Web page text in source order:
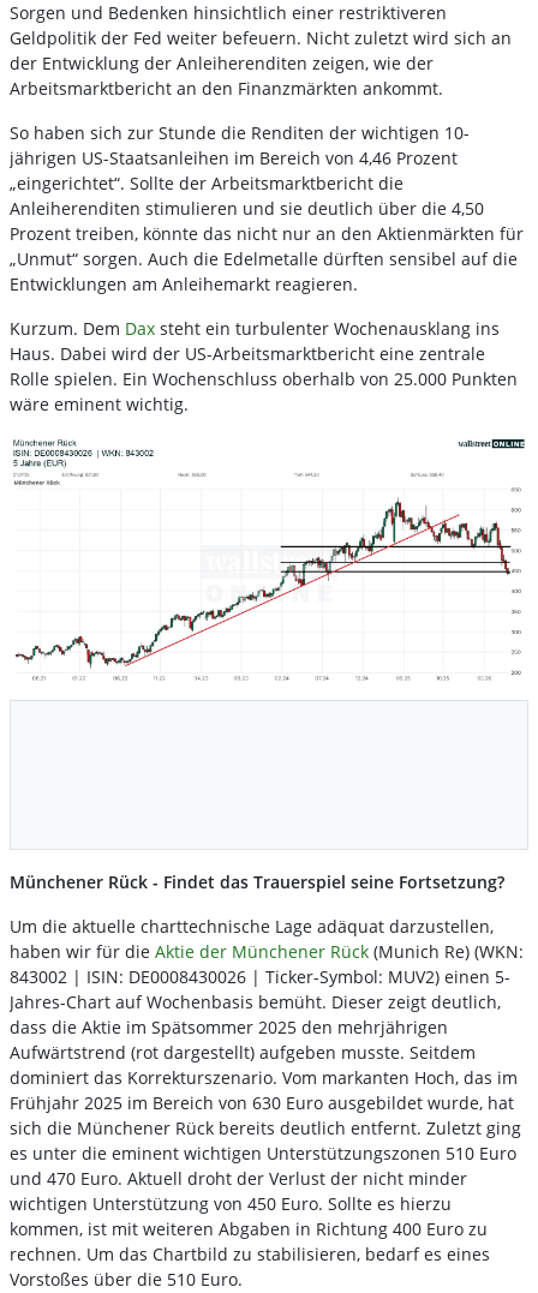
Sorgen und Bedenken hinsichtlich einer restriktiveren
Geldpolitik der Fed weiter befeuern. Nicht zuletzt wird sich an
der Entwicklung der Anleiherenditen zeigen, wie der
Arbeitsmarktbericht an den Finanzmärkten ankommt.
So haben sich zur Stunde die Renditen der wichtigen 10-
jährigen US-Staatsanleihen im Bereich von 4,46 Prozent
„eingerichtet“. Sollte der Arbeitsmarktbericht die
Anleiherenditen stimulieren und sie deutlich über die 4,50
Prozent treiben, könnte das nicht nur an den Aktienmärkten für
„Unmut“ sorgen. Auch die Edelmetalle dürften sensibel auf die
Entwicklungen am Anleihemarkt reagieren.
Kurzum. Dem Dax steht ein turbulenter Wochenausklang ins
Haus. Dabei wird der US-Arbeitsmarktbericht eine zentrale
Rolle spielen. Ein Wochenschluss oberhalb von 25.000 Punkten
wäre eminent wichtig.
Münchener Rück - Findet das Trauerspiel seine Fortsetzung?
Um die aktuelle charttechnische Lage adäquat darzustellen,
haben wir für die Aktie der Münchener Rück (Munich Re) (WKN:
843002 | ISIN: DE0008430026 | Ticker-Symbol: MUV2) einen 5-
Jahres-Chart auf Wochenbasis bemüht. Dieser zeigt deutlich,
dass die Aktie im Spätsommer 2025 den mehrjährigen
Aufwärtstrend (rot dargestellt) aufgeben musste. Seitdem
dominiert das Korrekturszenario. Vom markanten Hoch, das im
Frühjahr 2025 im Bereich von 630 Euro ausgebildet wurde, hat
sich die Münchener Rück bereits deutlich entfernt. Zuletzt ging
es unter die eminent wichtigen Unterstützungszonen 510 Euro
und 470 Euro. Aktuell droht der Verlust der nicht minder
wichtigen Unterstützung von 450 Euro. Sollte es hierzu
kommen, ist mit weiteren Abgaben in Richtung 400 Euro zu
rechnen. Um das Chartbild zu stabilisieren, bedarf es eines
Vorstoßes über die 510 Euro.